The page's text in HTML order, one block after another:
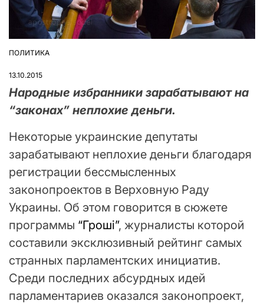
ОПУБЛІКУВАТИ
ПОЛИТИКА
13.10.2015
Народные избранники зарабатывают на
“законах” неплохие деньги.
Некоторые украинские депутаты
зарабатывают неплохие деньги благодаря
регистрации бессмысленных
законопроектов в Верховную Раду
Украины. Об этом говорится в сюжете
программы “Гроші”, журналисты которой
составили эксклюзивный рейтинг самых
странных парламентских инициатив.
Среди последних абсурдных идей
парламентариев оказался законопроект,